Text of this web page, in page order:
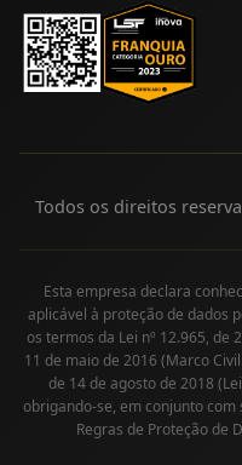
Todos os direitos
Esta empresa declara
aplicável à proteção de dados
os termos da Lei nº 12.965, de
11 de maio de 2016 (Marco
de 14 de agosto de 2018
obrigando-se, em conjunto
Regras de Proteção de